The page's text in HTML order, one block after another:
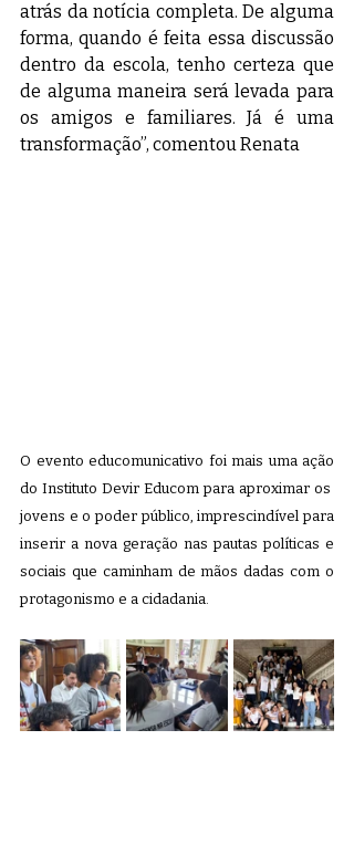
atrás da notícia completa. De alguma
forma, quando é feita essa discussão
dentro da escola, tenho certeza que
de alguma maneira será levada para
os amigos e familiares. Já é uma
transformação”, comentou Renata
O evento educomunicativo foi mais uma ação
do Instituto Devir Educom para aproximar os
jovens e o poder público, imprescindível para
inserir a nova geração nas pautas políticas e
sociais que caminham de mãos dadas com o
protagonismo e a cidadania.